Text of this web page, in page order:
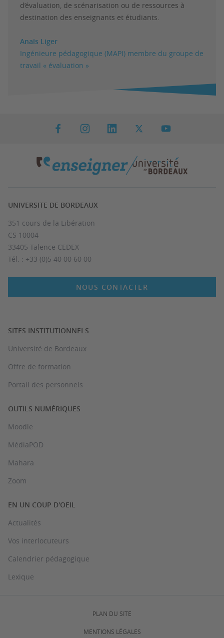
d’évaluation, de scénarisation ou de ressources à
destination des enseignants et étudiants.
Anaïs Liger
Ingénieure pédagogique (MAPI) membre du groupe de
travail « évaluation »
UNIVERSITE DE BORDEAUX
351 cours de la Libération
CS 10004
33405 Talence CEDEX
Tél. : +33 (0)5 40 00 60 00
NOUS CONTACTER
SITES INSTITUTIONNELS
Université de Bordeaux
Offre de formation
Portail des personnels
OUTILS NUMÉRIQUES
Moodle
MédiaPOD
Mahara
Zoom
EN UN COUP D'OEIL
Actualités
Vos interlocuteurs
Calendrier pédagogique
Lexique
PLAN DU SITE
MENTIONS LÉGALES